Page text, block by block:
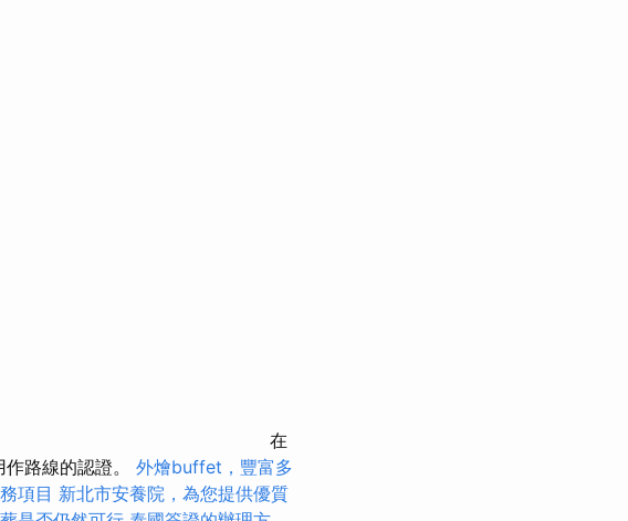
在
路線的認證。 外燴buffet，豐富多
項目 新北市安養院，為您提供優質